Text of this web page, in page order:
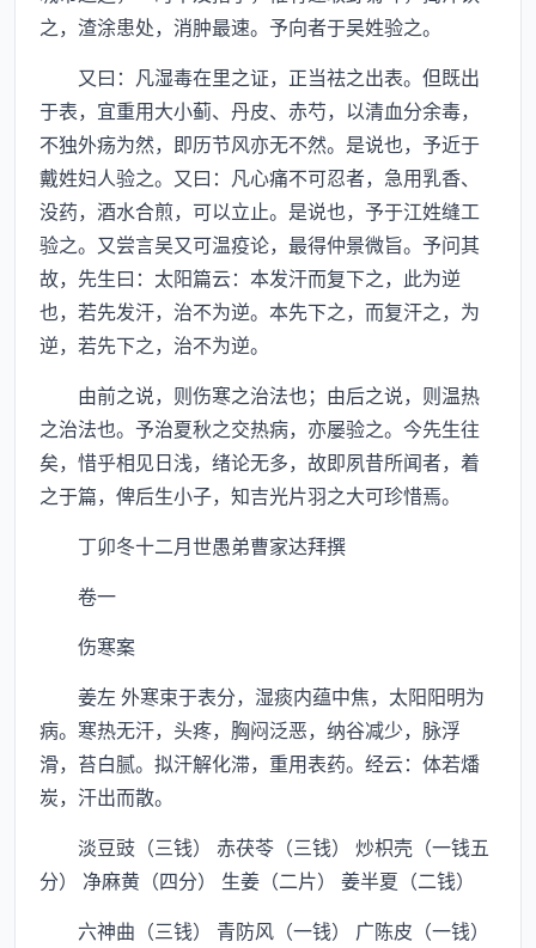
之，渣涂患处，消肿最速。予向者于吴姓验之。
又曰：凡湿毒在里之证，正当祛之出表。但既出
于表，宜重用大小蓟、丹皮、赤芍，以清血分余毒，
不独外疡为然，即历节风亦无不然。是说也，予近于
戴姓妇人验之。又曰：凡心痛不可忍者，急用乳香、
没药，酒水合煎，可以立止。是说也，予于江姓缝工
验之。又尝言吴又可温疫论，最得仲景微旨。予问其
故，先生曰：太阳篇云：本发汗而复下之，此为逆
也，若先发汗，治不为逆。本先下之，而复汗之，为
逆，若先下之，治不为逆。
由前之说，则伤寒之治法也；由后之说，则温热
之治法也。予治夏秋之交热病，亦屡验之。今先生往
矣，惜乎相见日浅，绪论无多，故即夙昔所闻者，着
之于篇，俾后生小子，知吉光片羽之大可珍惜焉。
丁卯冬十二月世愚弟曹家达拜撰
卷一
伤寒案
姜左 外寒束于表分，湿痰内蕴中焦，太阳阳明为
病。寒热无汗，头疼，胸闷泛恶，纳谷减少，脉浮
滑，苔白腻。拟汗解化滞，重用表药。经云：体若燔
炭，汗出而散。
淡豆豉（三钱） 赤茯苓（三钱） 炒枳壳（一钱五
分） 净麻黄（四分） 生姜（二片） 姜半夏（二钱）
六神曲（三钱） 青防风（一钱） 广陈皮（一钱）